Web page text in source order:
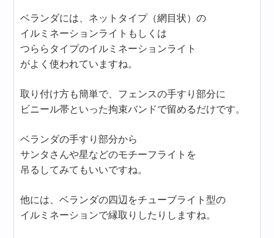
ベランダには、ネットタイプ（網目状）の
イルミネーションライトもしくは
つららタイプのイルミネーションライト
がよく使われていますね。
取り付け方も簡単で、フェンスの手すり部分に
ビニール帯といった拘束バンドで留めるだけです。
ベランダの手すり部分から
サンタさんや星などのモチーフライトを
吊るしてみてもいいですね。
他には、ベランダの四辺をチューブライト型の
イルミネーションで縁取りしたりしますね。